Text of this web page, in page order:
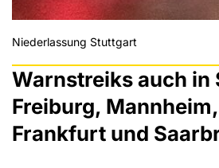
Niederlassung Stuttgart
Warnstreiks auch in
Freiburg,
Frankfurt und